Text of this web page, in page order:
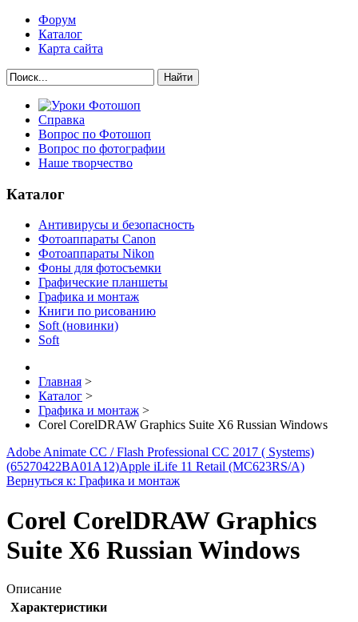
Форум
Каталог
Карта сайта
Найти
Справка
Вопрос по Фотошоп
Вопрос по фотографии
Наше творчество
Каталог
Антивирусы и безопасность
Фотоаппараты Canon
Фотоаппараты Nikon
Фоны для фотосъемки
Графические планшеты
Графика и монтаж
Книги по рисованию
Soft (новинки)
Soft
Главная >
Каталог >
Графика и монтаж >
Corel CorelDRAW Graphics Suite X6 Russian Windows
Adobe Animate CC / Flash Professional CC 2017 ( Systems)
(65270422BA01A12)Apple iLife 11 Retail (MC623RS/A)
Вернуться к: Графика и монтаж
Corel CorelDRAW Graphics
Suite X6 Russian Windows
Описание
Характеристики